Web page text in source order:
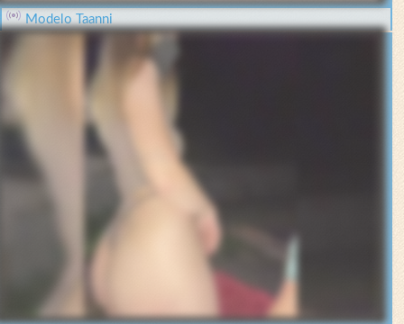
Modelo Taanni